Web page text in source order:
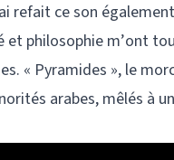
refait ce son
et philosophie m’ont
« Pyramides », le
arabes, mêlés à